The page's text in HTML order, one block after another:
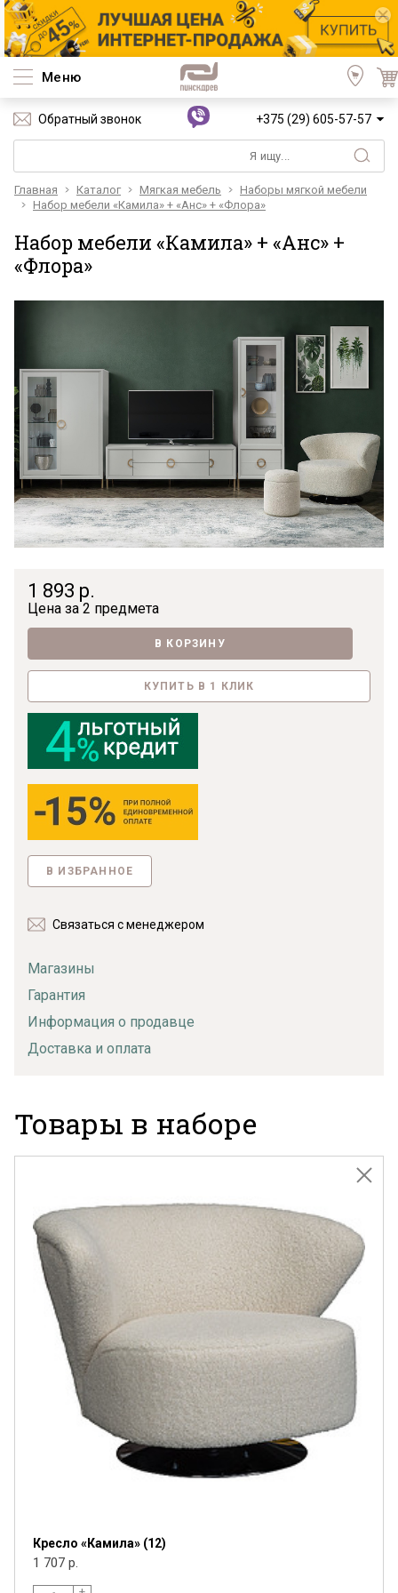
Меню
Обратный звонок +375 (29) 605-57-57
Главная Каталог Мягкая мебель
Наборы мягкой мебели
Набор мебели «Камила» + «Анс» + «Флора»
Набор мебели «Камила» + «Анс» +
«Флора»
1 893 р.
Цена за 2 предмета
В КОРЗИНУ
КУПИТЬ В 1 КЛИК
В ИЗБРАННОЕ
Связаться с менеджером
Магазины
Гарантия
Информация о продавце
Доставка и оплата
Товары в наборе
Кресло «Камила» (12)
1 707 р.